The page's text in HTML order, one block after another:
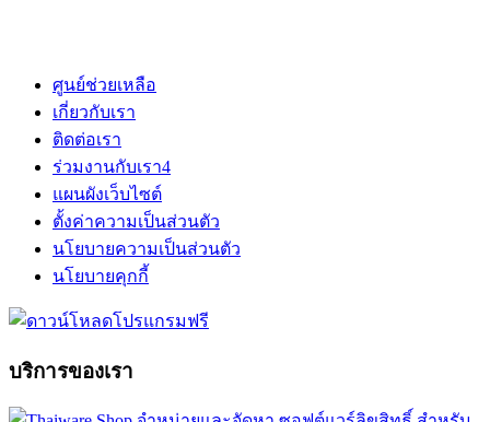
ศูนย์ช่วยเหลือ
เกี่ยวกับเรา
ติดต่อเรา
ร่วมงานกับเรา4
แผนผังเว็บไซต์
ตั้งค่าความเป็นส่วนตัว
นโยบายความเป็นส่วนตัว
นโยบายคุกกี้
บริการของเรา